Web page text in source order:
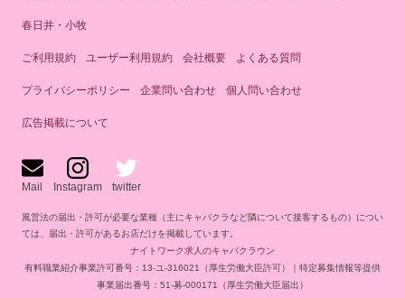
春日井・小牧
ご利用規約 ユーザー利用規約 会社概要 よくある質問
プライバシーポリシー 企業問い合わせ 個人問い合わせ
広告掲載について
Mail Instagram twitter
風営法の届出・許可が必要な業種（主にキャバクラなど隣について接客するもの）につい
ては、届出・許可があるお店だけを掲載しています。
ナイトワーク求人のキャバクラウン
有料職業紹介事業許可番号：13-ユ-316021（厚生労働大臣許可）｜特定募集情報等提供
事業届出番号：51-募-000171（厚生労働大臣届出）